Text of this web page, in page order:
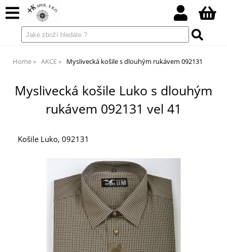
Home AKCE Myslivecká košile s dlouhým rukávem 092131
Myslivecká košile Luko s dlouhým
rukávem 092131 vel 41
Košile Luko, 092131